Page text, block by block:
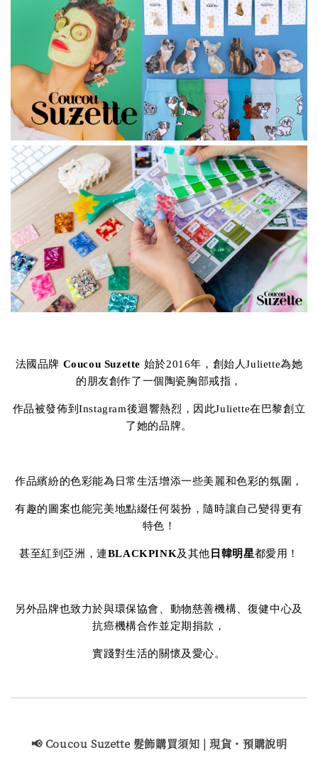
法國品牌 Coucou Suzette 始於2016年，創始人Juliette為她
的朋友創作了一個陶瓷胸部戒指，
作品被發佈到Instagram後迴響熱烈，因此Juliette在巴黎創立
了她的品牌。
作品繽紛的色彩能為日常生活增添一些美麗和色彩的氛圍，
有趣的圖案也能完美地點綴任何裝扮，隨時讓自己變得更有
特色！
甚至紅到亞洲，連BLACKPINK及其他 日韓明星都愛用！
另外品牌也致力於與環保協會、動物慈善機構、復健中心及
抗癌機構合作並定期捐款，
實踐對生活的關懷及愛心。
📢 Coucou Suzette 髮飾購買須知 | 現貨・預購說明